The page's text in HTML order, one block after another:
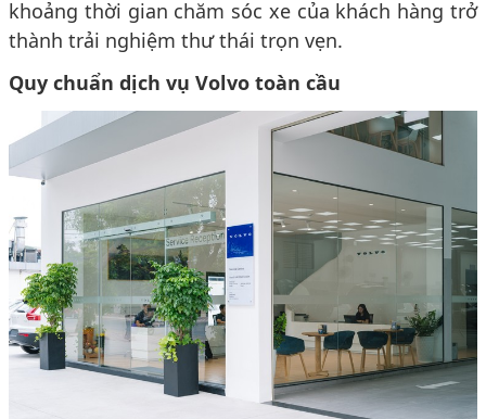
khoảng thời gian chăm sóc xe của khách hàng trở
thành trải nghiệm thư thái trọn vẹn.
Quy chuẩn dịch vụ Volvo toàn cầu